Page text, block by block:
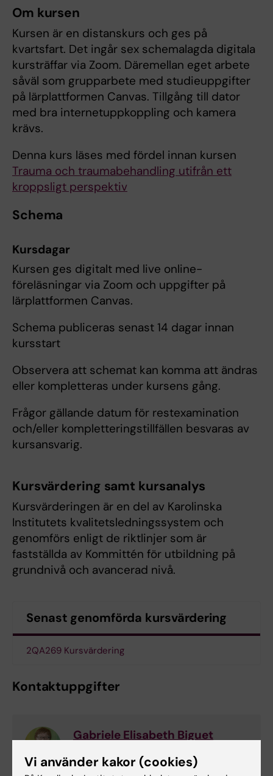
Om kursen
Kursen är en distanskurs och ges på
kvartsfart. Det ingår sex schemalagda digitala
kursträffar via Zoom. Däremellan eget arbete
såväl som grupparbete med studieuppgifter
på lärplattformen Canvas. Tillgång till dator
med bra internetuppkoppling och kamera
krävs.
Denna kurs läses med fördel innan kursen
Trauma och traumabehandling utifrån ett
kroppsligt perspektiv
Schema
Kursdagar
Kursen ges digitalt med live online-
föreläsningar via Zoom och uppgifter på
lärplattformen Canvas.
Schema publiceras senast 14 dagar innan
kursstart
Observera att schemat kan komma att ändras
eller kompletteras under kursens gång.
Frågor gällande datum för restexamination
och/eller kompletteringstillfällen besvaras av
kursansvarig.
Kursvärdering samt kursanalys
Kursvärderingen är en del av Karolinska
Institutets kvalitetsledningssystem och
genomförs enligt de riktlinjer som är
fastställda av Kommittén för utbildning på
grundnivå och avancerad nivå.
Senast genomförda kursvärdering
2QA269 Kursvärdering
Kontaktuppgifter
Gabriele Elisabeth Biguet
Vi använder kakor (cookies)